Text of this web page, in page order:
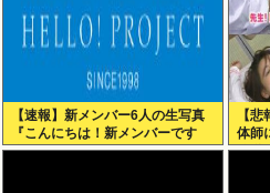
【速報】新メンバー6人の生写真
『こんにちは！新メンバーです
☆』
【
体師
放送